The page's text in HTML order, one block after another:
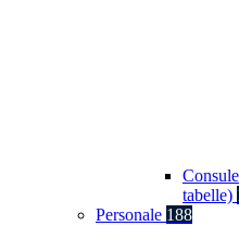
tabelle)
Personale 188